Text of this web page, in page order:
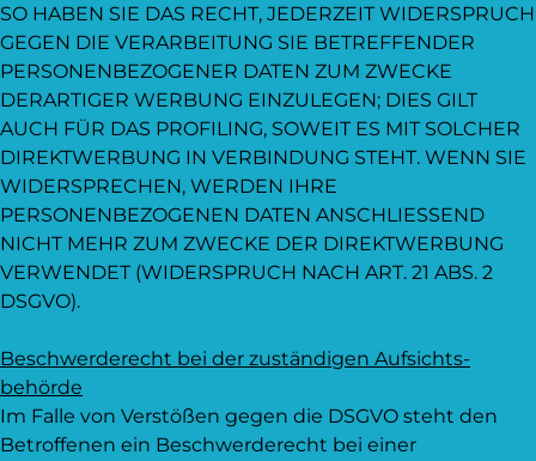
SO HABEN SIE DAS RECHT, JEDERZEIT WIDERSPRUCH
GEGEN DIE VERARBEITUNG SIE BETREFFENDER
PERSONENBEZOGENER DATEN ZUM ZWECKE
DERARTIGER WERBUNG EINZULEGEN; DIES GILT
AUCH FÜR DAS PROFILING, SOWEIT ES MIT SOLCHER
DIREKTWERBUNG IN VERBINDUNG STEHT. WENN SIE
WIDERSPRECHEN, WERDEN IHRE
PERSONENBEZOGENEN DATEN ANSCHLIESSEND
NICHT MEHR ZUM ZWECKE DER DIREKTWERBUNG
VERWENDET (WIDERSPRUCH NACH ART. 21 ABS. 2
DSGVO).
Beschwerde­recht bei der zuständigen Aufsichts­
behörde
Im Falle von Verstößen gegen die DSGVO steht den
Betroffenen ein Beschwerderecht bei einer